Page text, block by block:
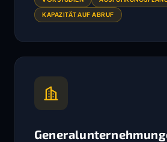
KAPAZITÄT AUF ABRUF